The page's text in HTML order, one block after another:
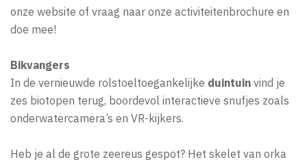
onze website of vraag naar onze activiteitenbrochure en
doe mee!
Bikvangers
In de vernieuwde rolstoeltoegankelijke duintuin vind je
zes biotopen terug, boordevol interactieve snufjes zoals
onderwatercamera’s en VR-kijkers.
Heb je al de grote zeereus gespot? Het skelet van orka